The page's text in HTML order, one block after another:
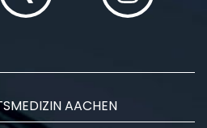
AACHEN